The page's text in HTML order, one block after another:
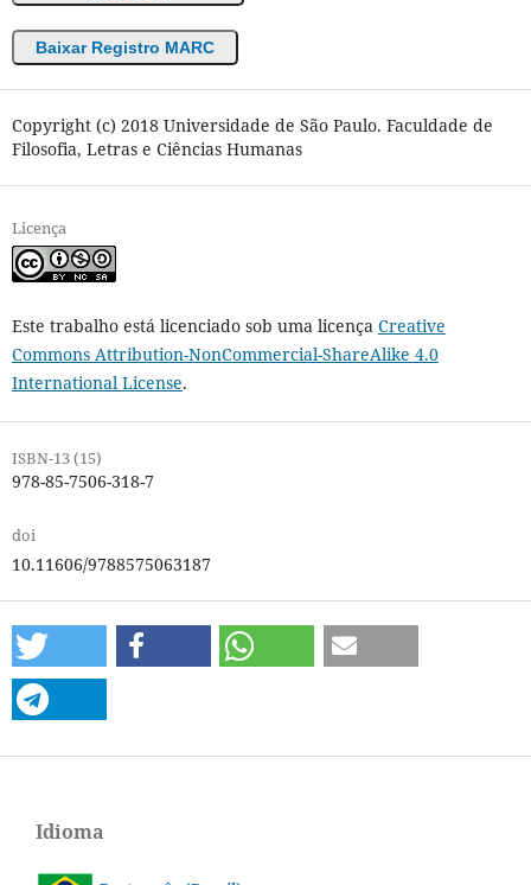
Baixar Registro MARC
Copyright (c) 2018 Universidade de São Paulo. Faculdade de
Filosofia, Letras e Ciências Humanas
Licença
Este trabalho está licenciado sob uma licença Creative
Commons Attribution-NonCommercial-ShareAlike 4.0
International License.
ISBN-13 (15)
978-85-7506-318-7
doi
10.11606/9788575063187
Idioma